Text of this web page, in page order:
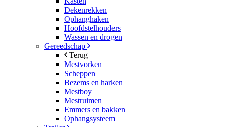
Dekenrekken
Ophanghaken
Hoofdstelhouders
Wassen en drogen
Gereedschap
Terug
Mestvorken
Scheppen
Bezems en harken
Mestboy
Mestruimen
Emmers en bakken
Ophangsysteem